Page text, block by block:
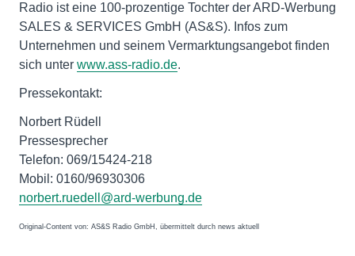
Radio ist eine 100-prozentige Tochter der ARD-Werbung
SALES & SERVICES GmbH (AS&S). Infos zum
Unternehmen und seinem Vermarktungsangebot finden
sich unter www.ass-radio.de.
Pressekontakt:
Norbert Rüdell
Pressesprecher
Telefon: 069/15424-218
Mobil: 0160/96930306
norbert.ruedell@ard-werbung.de
Original-Content von: AS&S Radio GmbH, übermittelt durch news aktuell